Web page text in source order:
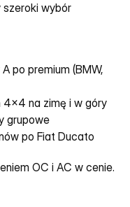
wybór
po premium (BMW,
4x4 na zimę i w góry
grupowe
po Fiat Ducato